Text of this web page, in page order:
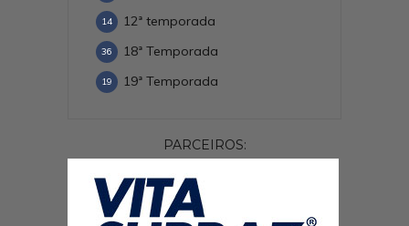
12ª temporada
14
18ª Temporada
36
19ª Temporada
19
PARCEIROS: